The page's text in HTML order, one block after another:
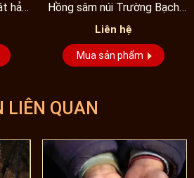
hảo
Hồng sâm núi Trường Bạch
cao cấp nhiều năm tuổi...
Liên hệ
Mua sản phẩm
LIÊN QUAN